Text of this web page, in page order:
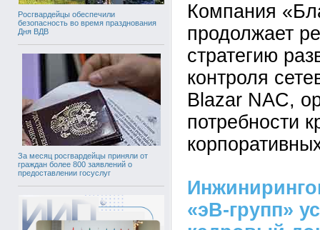
Росгвардейцы обеспечили
безопасность во время празднования
Дня ВДВ
За месяц росгвардейцы приняли от
граждан более 800 заявлений о
предоставлении госуслуг
Компания
продолжает
стратегию
контроля
Blazar NAC,
потребности
«эВ-групп»